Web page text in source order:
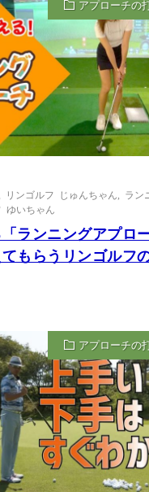
アプローチの
リンゴルフ じゅんちゃん
ラン
ゆいちゃん
ランニングアプロ
もらうリンゴルフ
アプローチの